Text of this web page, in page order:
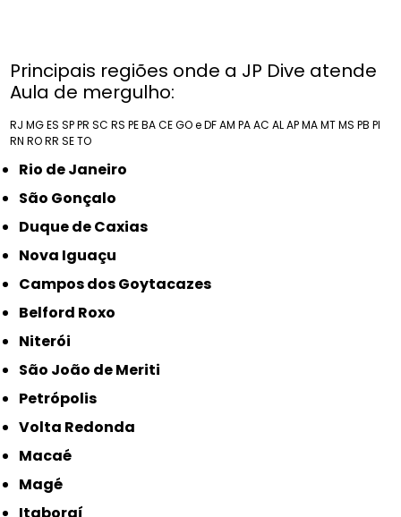
Principais regiões onde a JP Dive atende
Aula de mergulho:
RJ MGES SPPR SC RS PEBACEGO e DFAM PAAC ALAPMAMTMS PB PI
RN RORR SETO
Rio de Janeiro
São Gonçalo
Duque de Caxias
Nova Iguaçu
Campos dos Goytacazes
Belford Roxo
Niterói
São João de Meriti
Petrópolis
Volta Redonda
Macaé
Magé